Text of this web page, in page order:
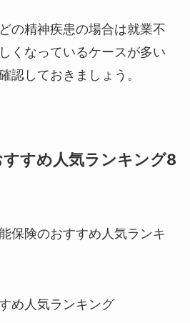
の精神疾患の場合は就業不
くなっているケースが多い
認しておきましょう。
すめ人気ランキング8
保険のおすすめ人気ランキ
め人気ランキング